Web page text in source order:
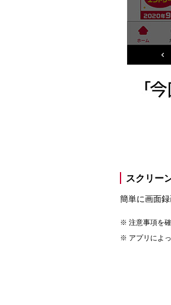
スクリー
簡単に画面
注意事項を
アプリによ